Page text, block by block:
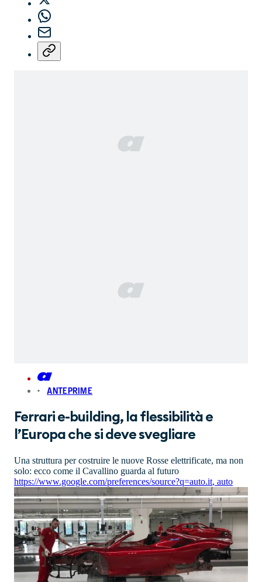
ANTEPRIME
Ferrari e-building, la flessibilità e
l’Europa che si deve svegliare
Una struttura per costruire le nuove Rosse elettrificate, ma non
solo: ecco come il Cavallino guarda al futuro
https://www.google.com/preferences/source?q=auto.it, auto